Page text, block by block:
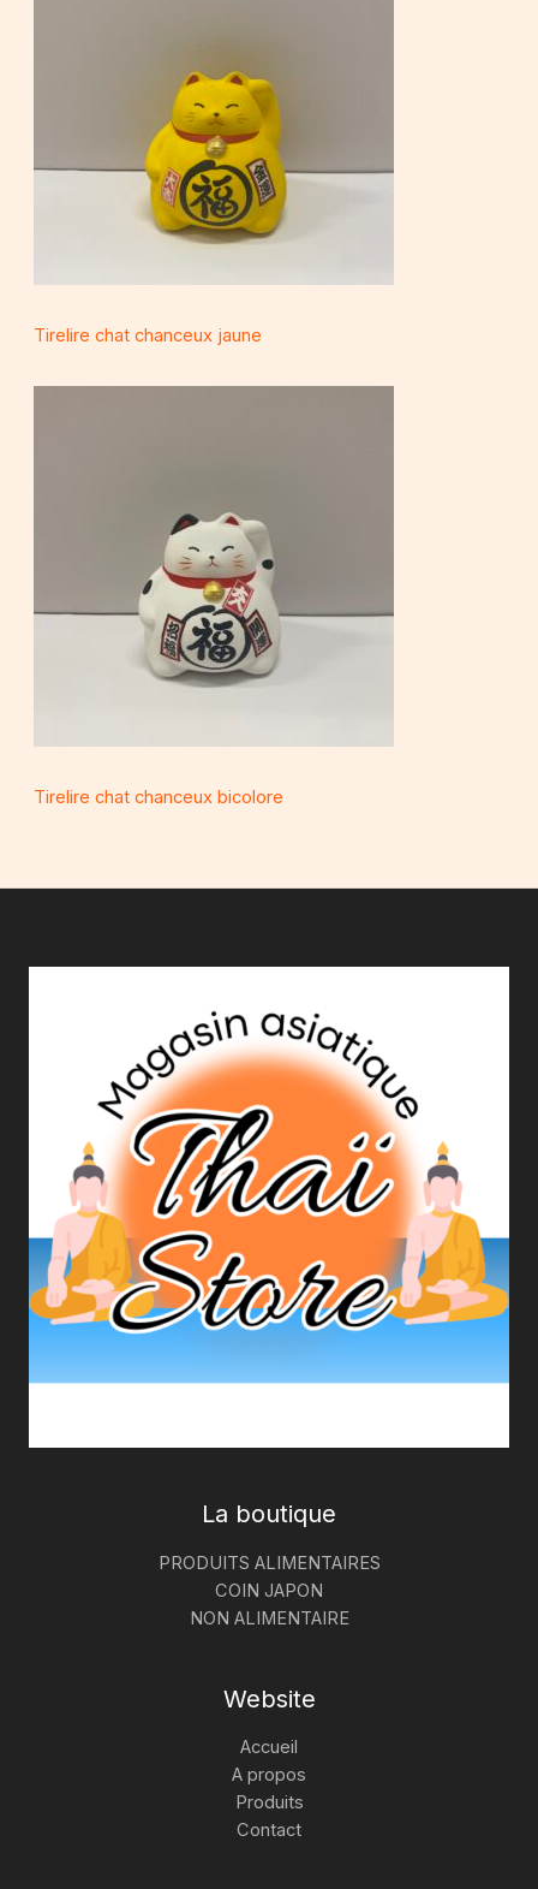
Tirelire chat chanceux jaune
Tirelire chat chanceux bicolore
La boutique
PRODUITS ALIMENTAIRES
COIN JAPON
NON ALIMENTAIRE
Website
Accueil
A propos
Produits
Contact